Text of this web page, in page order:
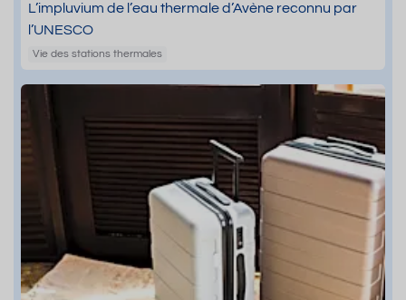
L’impluvium de l’eau thermale d’Avène reconnu par
l’UNESCO
Vie des stations thermales